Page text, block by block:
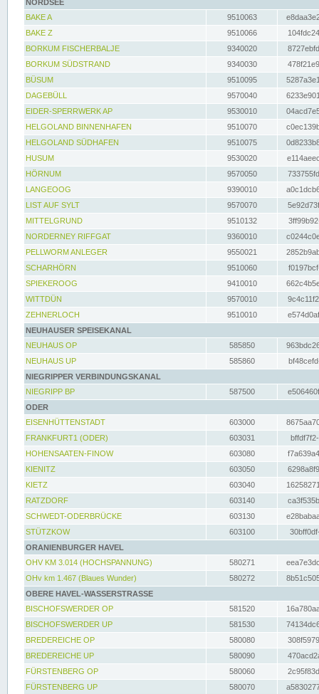
NORDSEE
BAKE A
9510063
BAKE Z
9510066
BORKUM FISCHERBALJE
9340020
BORKUM SÜDSTRAND
9340030
BÜSUM
9510095
DAGEBÜLL
9570040
EIDER-SPERRWERK AP
9530010
HELGOLAND BINNENHAFEN
9510070
HELGOLAND SÜDHAFEN
9510075
HUSUM
9530020
HÖRNUM
9570050
LANGEOOG
9390010
LIST AUF SYLT
9570070
MITTELGRUND
9510132
NORDERNEY RIFFGAT
9360010
PELLWORM ANLEGER
9550021
SCHARHÖRN
9510060
SPIEKEROOG
9410010
WITTDÜN
9570010
ZEHNERLOCH
9510010
NEUHAUSER SPEISEKANAL
NEUHAUS OP
585850
NEUHAUS UP
585860
NIEGRIPPER VERBINDUNGSKANAL
NIEGRIPP BP
587500
ODER
EISENHÜTTENSTADT
603000
FRANKFURT1 (ODER)
603031
HOHENSAATEN-FINOW
603080
KIENITZ
603050
KIETZ
603040
RATZDORF
603140
SCHWEDT-ODERBRÜCKE
603130
STÜTZKOW
603100
ORANIENBURGER HAVEL
OHV KM 3.014 (HOCHSPANNUNG)
580271
OHv km 1.467 (Blaues Wunder)
580272
OBERE HAVEL-WASSERSTRASSE
BISCHOFSWERDER OP
581520
BISCHOFSWERDER UP
581530
BREDEREICHE OP
580080
BREDEREICHE UP
580090
FÜRSTENBERG OP
580060
FÜRSTENBERG UP
580070